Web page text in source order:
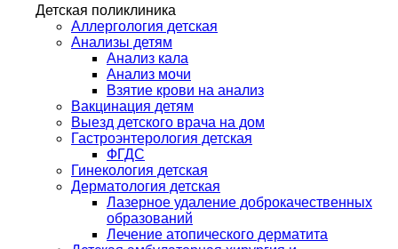
Детская поликлиника
Аллергология детская
Анализы детям
Анализ кала
Анализ мочи
Взятие крови на анализ
Вакцинация детям
Выезд детского врача на дом
Гастроэнтерология детская
ФГДС
Гинекология детская
Дерматология детская
Лазерное удаление доброкачественных
образований
Лечение атопического дерматита